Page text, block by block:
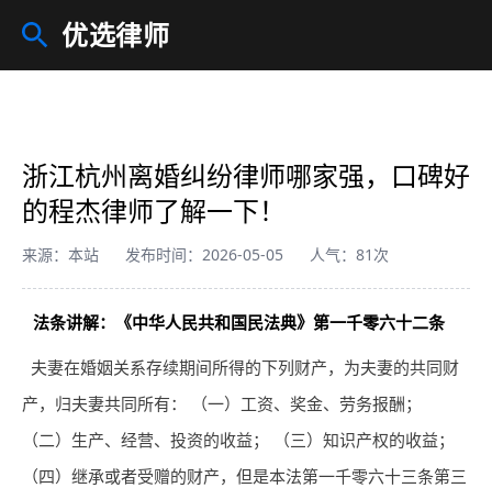
优选律师
浙江杭州离婚纠纷律师哪家强，口碑好
的程杰律师了解一下！
来源：本站 发布时间：2026-05-05 人气：81次
法条讲解：《中华人民共和国民法典》第一千零六十二条
夫妻在婚姻关系存续期间所得的下列财产，为夫妻的共同财
产，归夫妻共同所有： （一）工资、奖金、劳务报酬；
（二）生产、经营、投资的收益； （三）知识产权的收益；
（四）继承或者受赠的财产，但是本法第一千零六十三条第三